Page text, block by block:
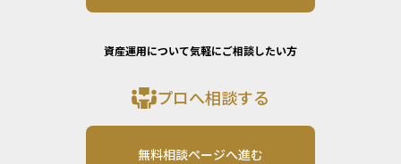
資産運用について気軽にご相談したい方
プロへ相談する
無料相談ページへ進む